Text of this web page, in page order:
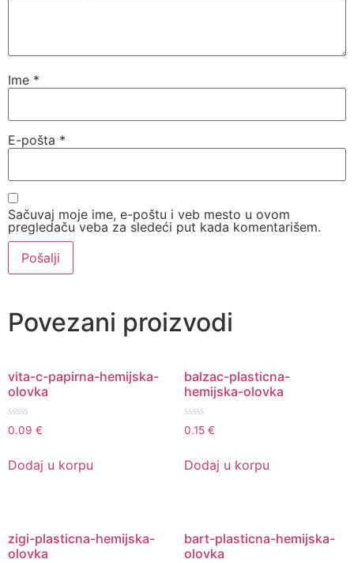
Ime *
E-pošta *
Sačuvaj moje ime, e-poštu i veb mesto u ovom
pregledaču veba za sledeći put kada komentarišem.
Povezani proizvodi
vita-c-papirna-hemijska-
olovka
Ocenjeno
sa
od
5
0.09 €
Dodaj u korpu
balzac-plasticna-
hemijska-olovka
Ocenjeno
sa
od
5
0.15 €
Dodaj u korpu
zigi-plasticna-hemijska-
olovka
bart-plasticna-hemijska-
olovka